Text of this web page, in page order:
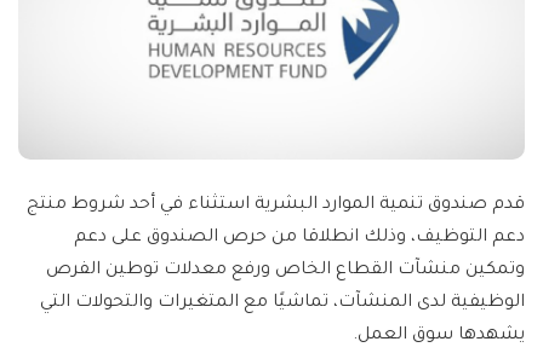
قدم صندوق تنمية الموارد البشرية استثناء في أحد شروط منتج
دعم التوظيف، وذلك انطلاقا من حرص الصندوق على دعم
وتمكين منشآت القطاع الخاص ورفع معدلات توطين الفرص
الوظيفية لدى المنشآت، تماشيًا مع المتغيرات والتحولات التي
يشهدها سوق العمل.